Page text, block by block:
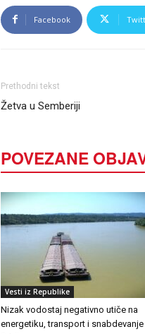
Facebook
Prethodni tekst
Žetva u Semberiji
POVEZANE
Vesti iz Republike
Nizak vodostaj negativno utiče na
energetiku, transport i snabdevanje